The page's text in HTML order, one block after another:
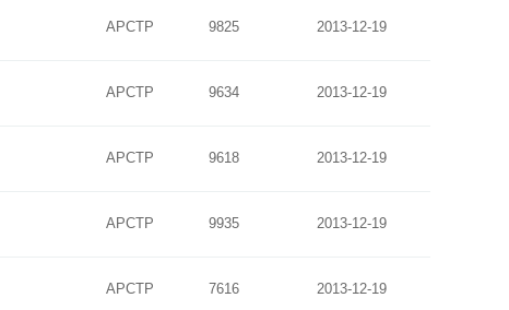
APCTP 9825 2013-12-19
APCTP 9634 2013-12-19
APCTP 9618 2013-12-19
APCTP 9935 2013-12-19
APCTP 7616 2013-12-19